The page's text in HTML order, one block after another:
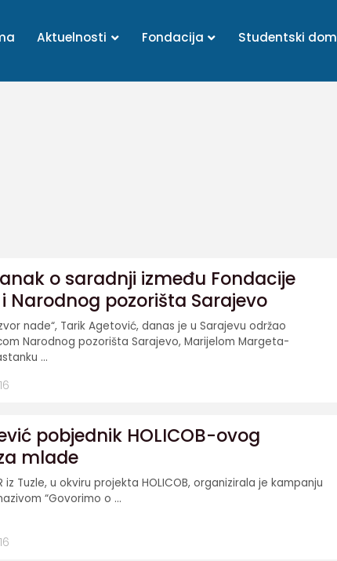
Aktuelnosti Fondacija Studentski dom
o saradnji između Fondacije
i Narodnog pozorišta Sarajevo
nade“, Tarik Agetović, danas je u Sarajevu održao
Narodnog pozorišta Sarajevo, Marijelom Margeta-
...
pobjednik HOLICOB-ovog
mlade
iz Tuzle, u okviru projekta HOLICOB, organizirala je kampanju
“Govorimo o ...